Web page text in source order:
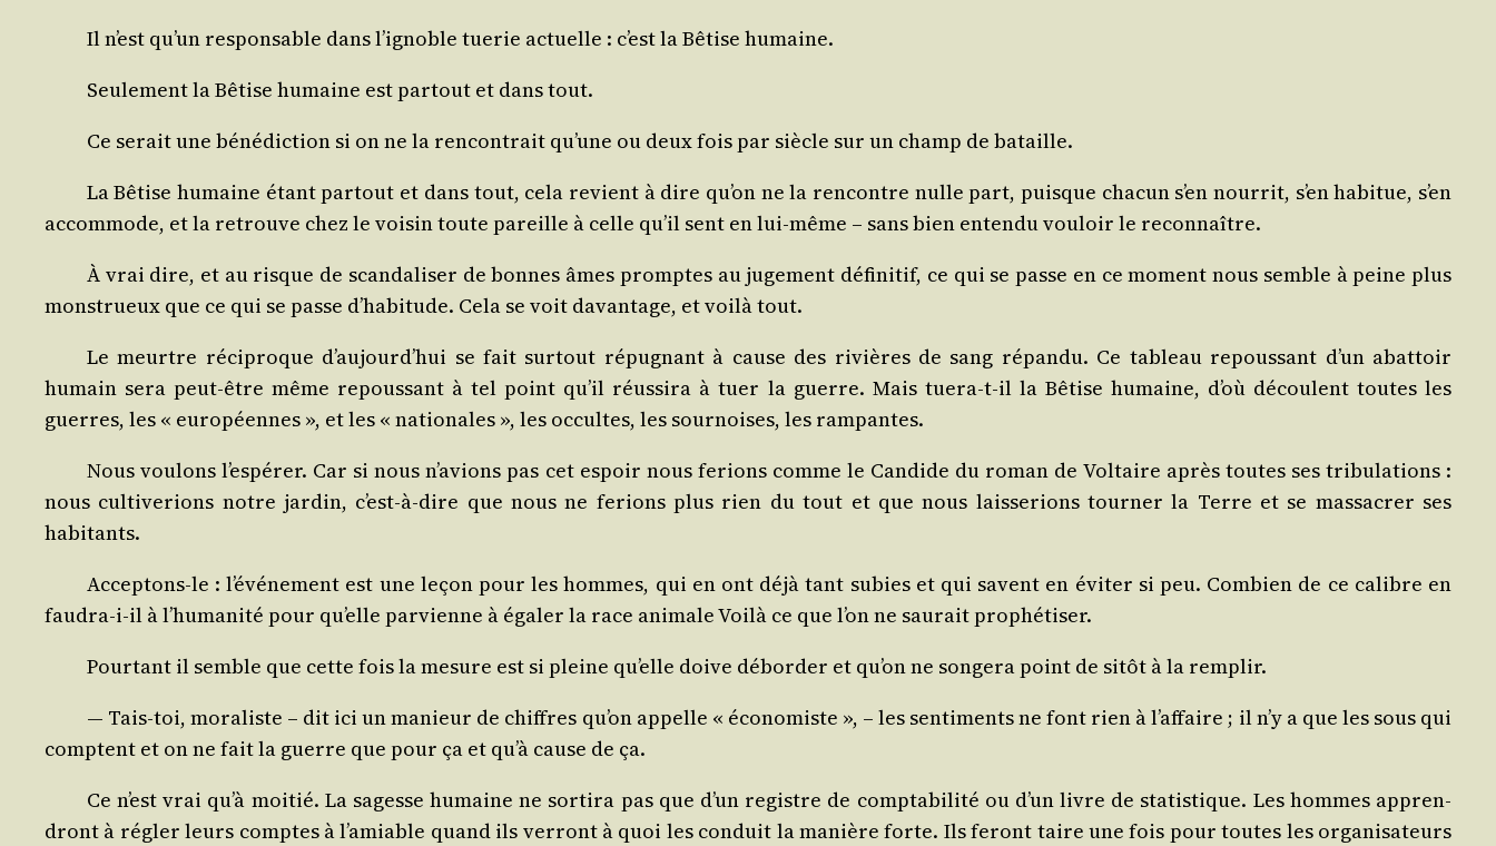
Il n’est qu’un res­pon­sable dans l’ignoble tue­rie actuelle : c’est la Bêtise humaine.
Seule­ment la Bêtise humaine est par­tout et dans tout.
Ce serait une béné­dic­tion si on ne la ren­con­trait qu’une ou deux fois par siècle sur un champ de bataille.
La Bêtise humaine étant par­tout et dans tout, cela revient à dire qu’on ne la ren­contre nulle part, puisque cha­cun s’en nour­rit, s’en habi­tue, s’en
accom­mode, et la retrouve chez le voi­sin toute pareille à celle qu’il sent en lui-même – sans bien enten­du vou­loir le reconnaître.
À vrai dire, et au risque de scan­da­li­ser de bonnes âmes promptes au juge­ment défi­ni­tif, ce qui se passe en ce moment nous semble à peine plus
mons­trueux que ce qui se passe d’habitude. Cela se voit davan­tage, et voi­là tout.
Le meurtre réci­proque d’aujourd’hui se fait sur­tout répu­gnant à cause des rivières de sang répan­du. Ce tableau repous­sant d’un abat­toir
humain sera peut-être même repous­sant à tel point qu’il réus­si­ra à tuer la guerre. Mais tue­ra-t-il la Bêtise humaine, d’où découlent toutes les
guerres, les « euro­péennes », et les « natio­nales », les occultes, les sour­noises, les rampantes.
Nous vou­lons l’espérer. Car si nous n’avions pas cet espoir nous ferions comme le Can­dide du roman de Vol­taire après toutes ses tri­bu­la­tions :
nous culti­ve­rions notre jar­din, c’est-à-dire que nous ne ferions plus rien du tout et que nous lais­se­rions tour­ner la Terre et se mas­sa­crer ses
habitants.
Accep­tons-le : l’événement est une leçon pour les hommes, qui en ont déjà tant subies et qui savent en évi­ter si peu. Com­bien de ce calibre en
fau­dra-i-il à l’humanité pour qu’elle par­vienne à éga­ler la race ani­male Voi­là ce que l’on ne sau­rait prophétiser.
Pour­tant il semble que cette fois la mesure est si pleine qu’elle doive débor­der et qu’on ne son­ge­ra point de sitôt à la remplir.
— Tais-toi, mora­liste – dit ici un manieur de chiffres qu’on appelle « éco­no­miste », – les sen­ti­ments ne font rien à l’affaire ; il n’y a que les sous qui
comptent et on ne fait la guerre que pour ça et qu’à cause de ça.
Ce n’est vrai qu’à moi­tié. La sagesse humaine ne sor­ti­ra pas que d’un registre de comp­ta­bi­li­té ou d’un livre de sta­tis­tique. Les hommes appren­
dront à régler leurs comptes à l’amiable quand ils ver­ront à quoi les conduit la manière forte. Ils feront taire une fois pour toutes les orga­ni­sa­teurs